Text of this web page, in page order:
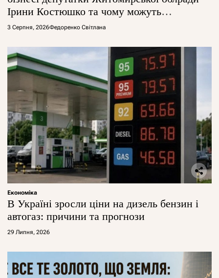
Ірини Костюшко та чому можуть
арештувати її активи
3 Серпня, 2026Федоренко Світлана
Економіка
В Україні зросли ціни на дизель бензин і
автогаз: причини та прогнози
29 Липня, 2026